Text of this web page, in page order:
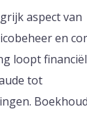
aspect van
en
loopt
tot